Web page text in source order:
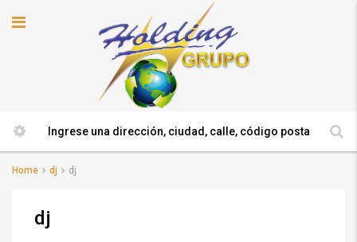
Home dj dj
dj